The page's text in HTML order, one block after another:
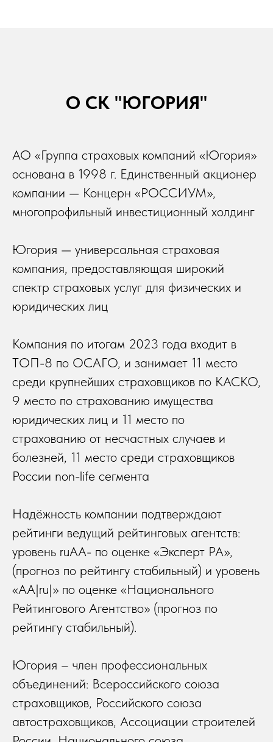
О СК "ЮГОРИЯ"
АО «Группа страховых компаний «Югория»
основана в 1998 г. Единственный акционер
компании — Концерн «РОССИУМ»,
многопрофильный инвестиционный холдинг
Югория — универсальная страховая
компания, предоставляющая широкий
спектр страховых услуг для физических и
юридических лиц
Компания по итогам 2023 года входит в
ТОП-8 по ОСАГО, и занимает 11 место
среди крупнейших страховщиков по КАСКО,
9 место по страхованию имущества
юридических лиц и 11 место по
страхованию от несчастных случаев и
болезней, 11 место среди страховщиков
России non-life сегмента
Надёжность компании подтверждают
рейтинги ведущий рейтинговых агентств:
уровень ruAА- по оценке «Эксперт РА»,
(прогноз по рейтингу стабильный) и уровень
«АА|ru|» по оценке «Национального
Рейтингового Агентство» (прогноз по
рейтингу стабильный).
Югория – член профессиональных
объединений: Всероссийского союза
страховщиков, Российского союза
автостраховщиков, Ассоциации строителей